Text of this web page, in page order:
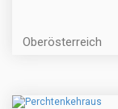
Oberösterreich